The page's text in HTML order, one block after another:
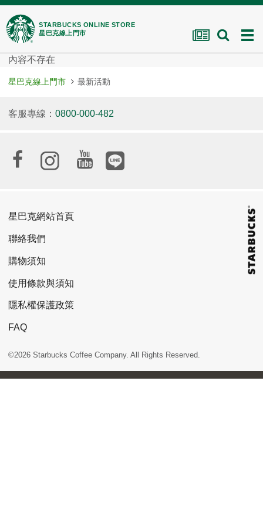
STARBUCKS ONLINE STORE
星巴克線上門市
內容不存在
星巴克線上門市 最新活動
客服專線：0800-000-482
星巴克網站首頁
聯絡我們
購物須知
使用條款與須知
隱私權保護政策
FAQ
©2026 Starbucks Coffee Company. All Rights Reserved.